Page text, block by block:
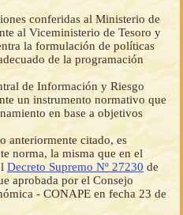
conferidas al Ministerio de
al Viceministerio de Tesoro y
la formulación de políticas
de la programación
de Información y Riesgo
un instrumento normativo que
en base a objetivos
anteriormente citado, es
norma, la misma que en el
Decreto Supremo Nº 27230 de
aprobada por el Consejo
- CONAPE en fecha 23 de